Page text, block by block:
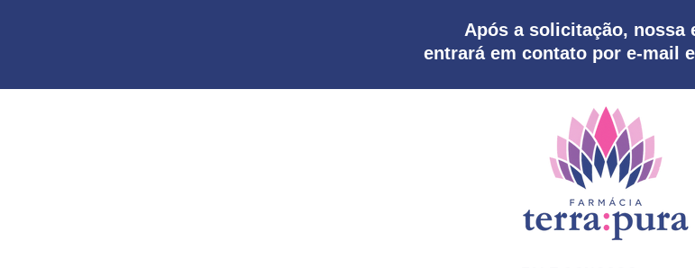
Após a solicitação, nossa
entrará em contato por e-mail